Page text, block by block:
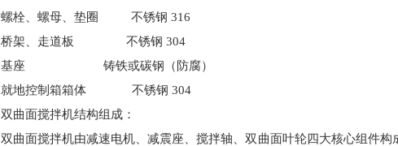
螺栓、螺母、垫圈
不锈钢 316
桥架、走道板
不锈钢 304
基座
铸铁或碳钢（防腐）
就地控制箱箱体
不锈钢 304
双曲面搅拌机结构组成：
双曲面搅拌机由减速电机、减震座、搅拌轴、双曲面叶轮四大核心组件构